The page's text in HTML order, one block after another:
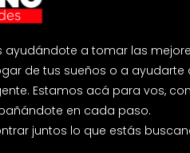
ayudándote a tomar las
de tus sueños o a ayudarte
Estamos acá para vos,
en cada paso.
juntos lo que estás